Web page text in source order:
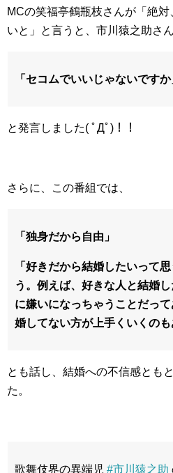
MCの笑福亭鶴瓶枝さんが「絶
いと」と言うと、市川猿之助さ
「セコムでいいじゃないですか
と発言しました( ﾟДﾟ)！！
さらに、この番組では、
「独身だから自由」
「好きだから結婚したいって
う。例えば、好きな人と結婚
に嫌いになっちゃうことだっ
婚してない方が上手くいくのも
とも話し、結婚への不信感とも
た。
歌舞伎界の異端児 #市川猿之助